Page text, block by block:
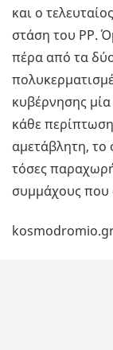
και ο
στάση του ΡΡ.
πέρα από τα
κυβέρνησης
κάθε
αμετάβλητη, το
τόσες
συμμάχους που